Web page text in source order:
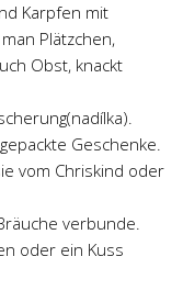
Karpfen mit
Plätzchen,
Obst, knackt
Geschenke.
vom Chriskind oder
verbunde.
oder ein Kuss